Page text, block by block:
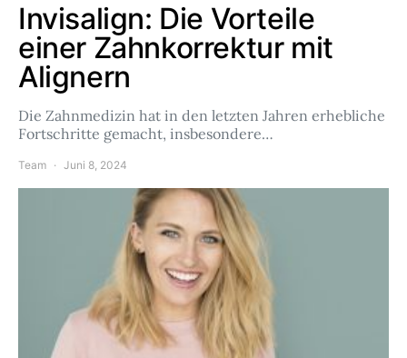
Invisalign: Die Vorteile
einer Zahnkorrektur mit
Alignern
Die Zahnmedizin hat in den letzten Jahren erhebliche
Fortschritte gemacht, insbesondere…
Team Juni 8, 2024